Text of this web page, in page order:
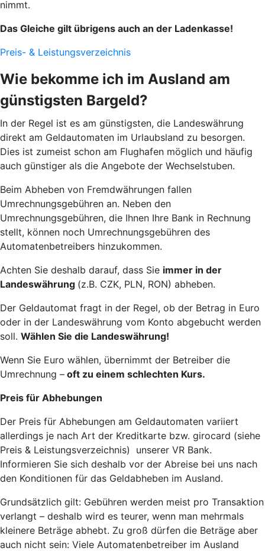
nimmt.
Das Gleiche gilt übrigens auch an der Ladenkasse!
Preis- & Leistungsverzeichnis
Wie bekomme ich im Ausland am
günstigsten Bargeld?
In der Regel ist es am günstigsten, die Landeswährung
direkt am Geldautomaten im Urlaubsland zu besorgen.
Dies ist zumeist schon am Flughafen möglich und häufig
auch günstiger als die Angebote der Wechselstuben.
Beim Abheben von Fremdwährungen fallen
Umrechnungsgebühren an. Neben den
Umrechnungsgebühren, die Ihnen Ihre Bank in Rechnung
stellt, können noch Umrechnungsgebühren des
Automatenbetreibers hinzukommen.
Achten Sie deshalb darauf, dass Sie immer in der
Landeswährung (z.B. CZK, PLN, RON) abheben.
Der Geldautomat fragt in der Regel, ob der Betrag in Euro
oder in der Landeswährung vom Konto abgebucht werden
soll. Wählen Sie die Landeswährung!
Wenn Sie Euro wählen, übernimmt der Betreiber die
Umrechnung – oft zu einem schlechten Kurs.
Preis für Abhebungen
Der Preis für Abhebungen am Geldautomaten variiert
allerdings je nach Art der Kreditkarte bzw. girocard (siehe
Preis & Leistungsverzeichnis) unserer VR Bank.
Informieren Sie sich deshalb vor der Abreise bei uns nach
den Konditionen für das Geldabheben im Ausland.
Grundsätzlich gilt: Gebühren werden meist pro Transaktion
verlangt – deshalb wird es teurer, wenn man mehrmals
kleinere Beträge abhebt. Zu groß dürfen die Beträge aber
auch nicht sein: Viele Automatenbetreiber im Ausland